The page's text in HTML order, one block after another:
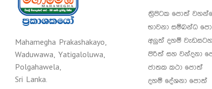
Mahamegha Prakashakayo,
Waduwawa, Yatigaloluwa,
Polgahawela,
Sri Lanka.
ත්‍රිපිටක පොත්
භාවනා සම්බන්ධ
අලුත් දහම්
පිරිත් සහ වන්දනා
ජාතක කථා පොත්
දහම් දේශනා පොත්